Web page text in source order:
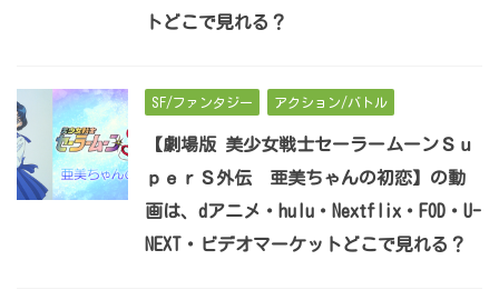
トどこで見れる？
SF/ファンタジー アクション/バトル
【劇場版 美少女戦士セーラームーンＳｕ
ｐｅｒＳ外伝 亜美ちゃんの初恋】の動
画は、dアニメ・hulu・Nextflix・FOD・U-
NEXT・ビデオマーケットどこで見れる？